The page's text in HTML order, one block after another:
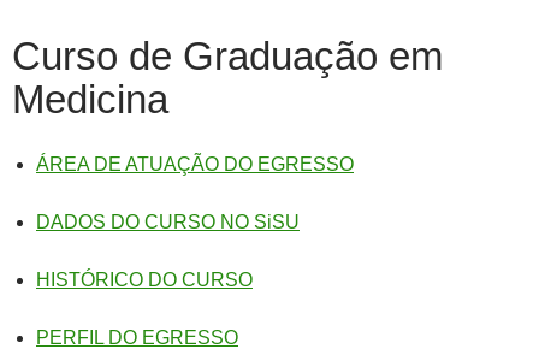
Curso de Graduação em
Medicina
ÁREA DE ATUAÇÃO DO EGRESSO
DADOS DO CURSO NO SiSU
HISTÓRICO DO CURSO
PERFIL DO EGRESSO